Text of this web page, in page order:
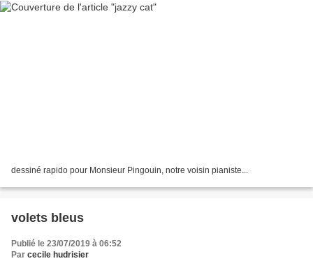
dessiné rapido pour Monsieur Pingouin, notre voisin pianiste...
volets bleus
Publié le 23/07/2019 à 06:52
Par cecile hudrisier